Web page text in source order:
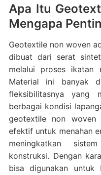
Apa Itu
Mengapa
Geotextile non woven
dibuat dari serat
melalui proses ikatan
Material ini banyak
fleksibilitasnya yang
berbagai kondisi
geotextile non woven
efektif untuk menahan
meningkatkan
konstruksi. Dengan
bisa digunakan untuk